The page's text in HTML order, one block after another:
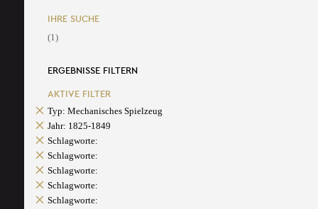
IHRE SUCHE
(1)
ERGEBNISSE FILTERN
AKTIVE FILTER
Typ: Mechanisches Spielzeug
Jahr: 1825-1849
Schlagworte:
Schlagworte:
Schlagworte:
Schlagworte:
Schlagworte: